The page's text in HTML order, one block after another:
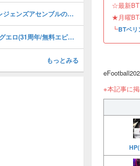
☆最新BT
★月曜
┗BTベリ
※本記事に
無料エピックレジェンズアセンブルのおすすめ選択(当たり)選手ランキングと引き方
EPセルヒオアグエロ(31周年/無料エピック)の評価とおすすめ育成・スキル追加
もっとみる